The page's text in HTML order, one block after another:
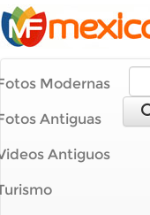
Modernas
Antiguas
Antiguos